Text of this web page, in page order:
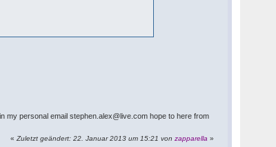
my personal email stephen.alex@live.com hope to here from
«Zuletzt geändert: 22. Januar 2013 um 15:21 vonzapparella »